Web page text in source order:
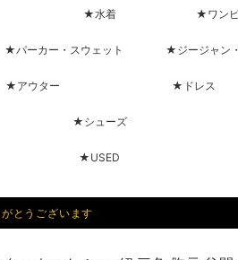
★水着 ★ワン
★パーカー・スウェット ★ジージャン
★アウター ★ドレス
★シューズ
★USED
とうございます